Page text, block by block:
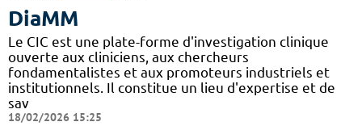
DiaMM
Le CIC est une plate-forme d'investigation clinique
ouverte aux cliniciens, aux chercheurs
fondamentalistes et aux promoteurs industriels et
institutionnels. Il constitue un lieu d'expertise et de
sav
18/02/2026 15:25